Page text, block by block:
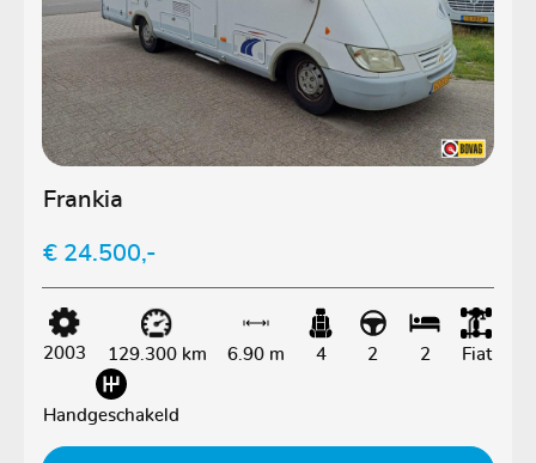
Frankia
€ 24.500,-
2003 129.300 km 6.90 m 4 2 2 Fiat
Handgeschakeld